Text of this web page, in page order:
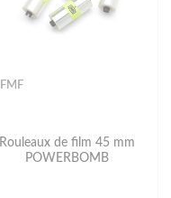
FMF
Rouleaux de film 45 mm
POWERBOMB